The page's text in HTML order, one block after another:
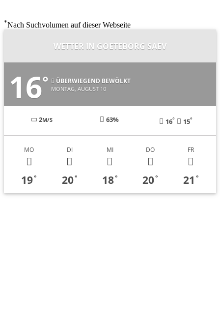
*Nach Suchvolumen auf dieser Webseite
WETTER IN GOETEBORG SAEV
16° ÜBERWIEGEND BEWÖLKT
MONTAG, AUGUST 10
2M/S 63% 16° 15°
MO
19°
DI
20°
MI
18°
DO
20°
FR
21 °